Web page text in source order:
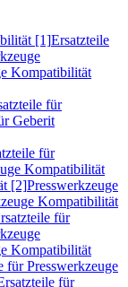
[1]Ersatzteile
Kompatibilität
für
Geberit
für
Kompatibilität
[2]Presswerkzeuge
Kompatibilität
für
Kompatibilität
für Presswerkzeuge
für